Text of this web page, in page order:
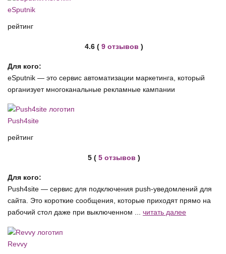
eSputnik
рейтинг
4.6 ( 9 отзывов )
Для кого:
eSputnik — это сервис автоматизации маркетинга, который
организует многоканальные рекламные кампании
Push4site
рейтинг
5 ( 5 отзывов )
Для кого:
Push4site — сервис для подключения push-уведомлений для
сайта. Это короткие сообщения, которые приходят прямо на
рабочий стол даже при выключенном ... читать далее
Revvy